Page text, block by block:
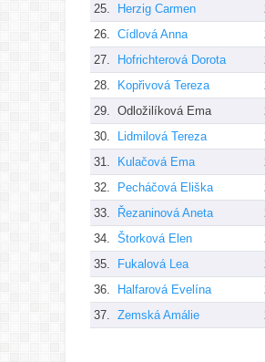
25.
Herzig Carmen
26.
Cídlová Anna
27.
Hofrichterová Dorota
28.
Kopřivová Tereza
29.
Odložilíková Ema
30.
Lidmilová Tereza
31.
Kulačová Ema
32.
Pecháčová Eliška
33.
Řezaninová Aneta
34.
Štorková Elen
35.
Fukalová Lea
36.
Halfarová Evelína
37.
Zemská Amálie